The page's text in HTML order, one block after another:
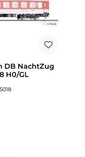
DB NachtZug
H0/GL